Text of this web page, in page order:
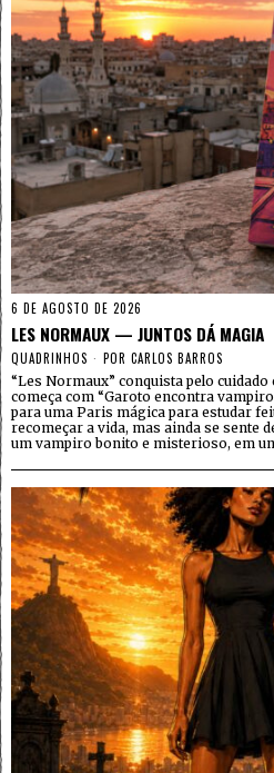
6 DE AGOSTO DE 2026
LES NORMAUX — JUNTOS DÁ MAGIA
QUADRINHOS POR CARLOS BARROS
“Les Normaux” conquista pelo
começa com “Garoto encontra
para uma Paris mágica para estudar
recomeçar a vida, mas ainda se sente
um vampiro bonito e misterioso, em